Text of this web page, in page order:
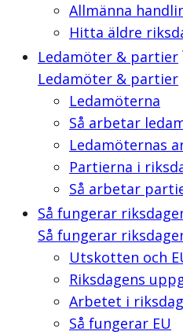
Allmänna
Hitta äldre
Ledamöter & partier
Ledamöter & partier
Ledamöterna
Så arbetar
Ledamöternas
Partierna i
Så arbetar
Så fungerar
Så fungerar
Utskotten och
Riksdagens
Arbetet i
Så fungerar EU